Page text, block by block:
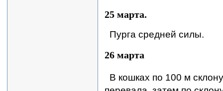
25 марта.
Пурга средней силы.
26 марта
В кошках по 100 м